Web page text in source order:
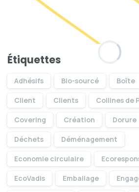
Étiquettes
Adhésifs Bio-sourcé Boîte
Client Clients Collines de
Covering Création Dorure
Déchets Déménagement
Economie circulaire
EcoVadis Emballage
Savoir faire